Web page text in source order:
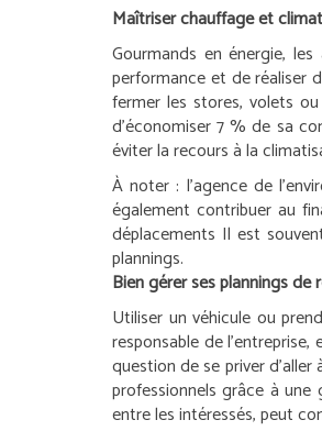
Maîtriser chauffage et
Gourmands en énergie,
performance et de réaliser
fermer les stores, volets
d’économiser 7 % de sa
éviter la recours à la
À noter : l’agence de
également contribuer au
déplacements Il est
plannings.
Bien gérer ses plannings de
Utiliser un véhicule ou
responsable de
question de se priver
professionnels grâce à une
entre les intéressés, peut